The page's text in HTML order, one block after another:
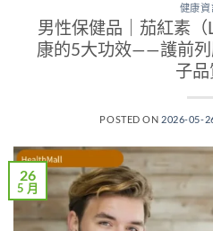
健康資
男性保健品｜茄紅素
康的5大功效——護前
子
POSTED ON 2026-05-
26
5 月